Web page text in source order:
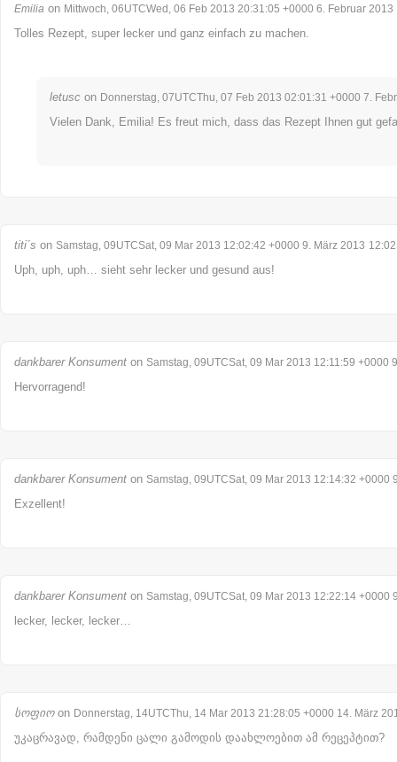
Emilia on Mittwoch, 06UTCWed, 06 Feb 2013 20:31:05 +0000 6. Februar 2013
Tolles Rezept, super lecker und ganz einfach zu machen.
letusc on Donnerstag, 07UTCThu, 07 Feb 2013 02:01:31 +0000 7.
Vielen Dank, Emilia! Es freut mich, dass das Rezept Ihnen gut
titi´s on Samstag, 09UTCSat, 09 Mar 2013 12:02:42 +0000 9. März 2013 12:02
Uph, uph, uph… sieht sehr lecker und gesund aus!
dankbarer Konsument on Samstag, 09UTCSat, 09 Mar 2013 12:11:59 +0000
Hervorragend!
dankbarer Konsument on Samstag, 09UTCSat, 09 Mar 2013 12:14:32 +0000
Exzellent!
dankbarer Konsument on Samstag, 09UTCSat, 09 Mar 2013 12:22:14 +0000
lecker, lecker, lecker…
სოფიოon Donnerstag, 14UTCThu, 14 Mar 2013 21:28:05 +0000 14. März
უკაცრავად, რამდენი ცალი გამოდის დაახლოებით ამ რეცეპტით?